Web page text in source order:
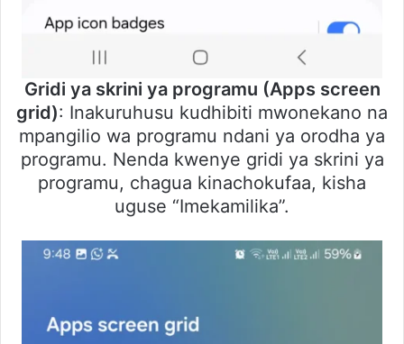
Gridi ya skrini ya programu (Apps screen
grid): Inakuruhusu kudhibiti mwonekano na
mpangilio wa programu ndani ya orodha ya
programu. Nenda kwenye gridi ya skrini ya
programu, chagua kinachokufaa, kisha
uguse “Imekamilika”.